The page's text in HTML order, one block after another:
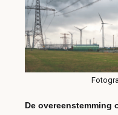
De overeenstemming